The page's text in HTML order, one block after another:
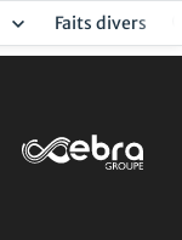
Faits divers